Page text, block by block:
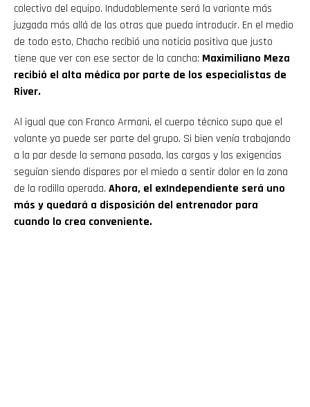
colectivo del equipo. Indudablemente será la variante más
juzgada más allá de las otras que pueda introducir. En el medio
de todo esto, Chacho recibió una noticia positiva que justo
tiene que ver con ese sector de la cancha: Maximiliano Meza
recibió el alta médica por parte de los especialistas de
River.
Al igual que con Franco Armani, el cuerpo técnico supo que el
volante ya puede ser parte del grupo. Si bien venía trabajando
a la par desde la semana pasada, las cargas y las exigencias
seguían siendo dispares por el miedo a sentir dolor en la zona
de la rodilla operada. Ahora, el exIndependiente será uno
más y quedará a disposición del entrenador para
cuando lo crea conveniente.